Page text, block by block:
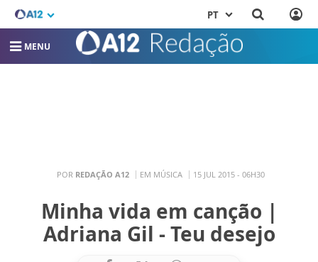
PT
MENU
POR REDAÇÃO A12 EM MÚSICA 15 JUL 2015 - 06H30
Minha vida em canção |
Adriana Gil - Teu desejo